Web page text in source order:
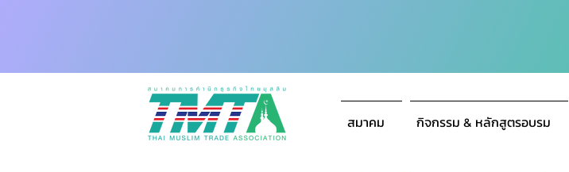
สมาคม กิจกรรม & หลักสูตรอบรม